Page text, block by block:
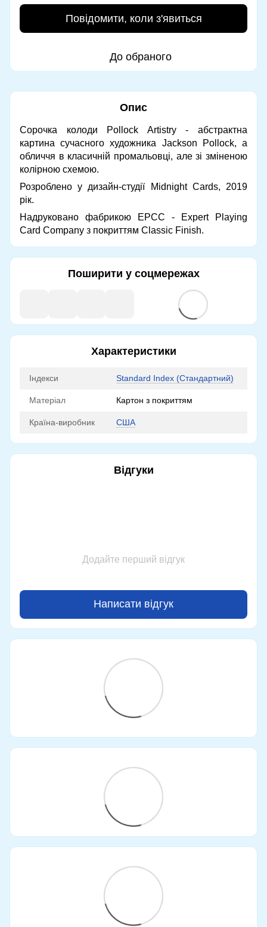
Повідомити, коли з'явиться
До обраного
Опис
Сорочка колоди Pollock Artistry - абстрактна
картина сучасного художника Jackson Pollock, а
обличчя в класичній промальовці, але зі зміненою
колірною схемою.
Розроблено у дизайн-студії Midnight Cards, 2019
рік.
Надруковано фабрикою EPCC - Expert Playing
Card Company з покриттям Classic Finish.
Поширити у соцмережах
Характеристики
Індекси Standard Index (Стандартний)
Матеріал Картон з покриттям
Країна-виробник США
Відгуки
Додайте перший відгук
Написати відгук